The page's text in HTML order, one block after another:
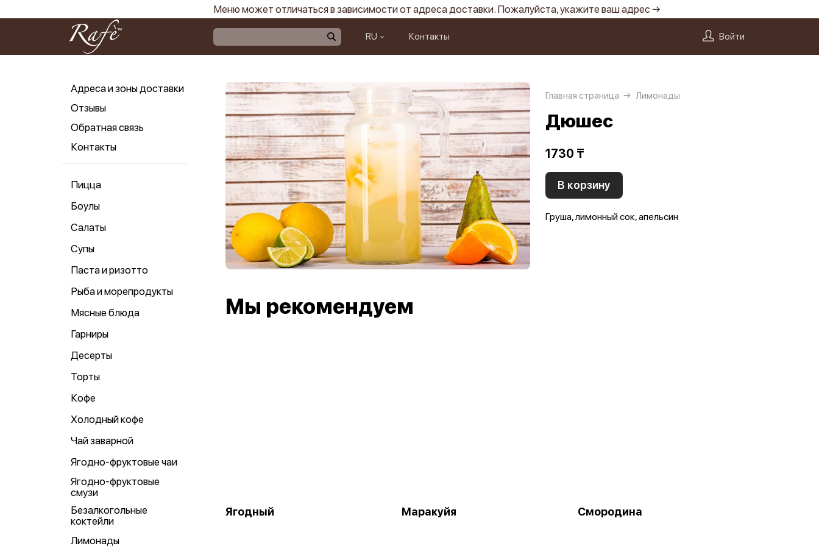
Меню может отличаться в зависимости от адреса доставки. Пожалуйста, укажите ваш адрес →
RU Контакты Войти
Адреса и зоны доставки
Отзывы
Обратная связь
Контакты
Пицца
Боулы
Салаты
Супы
Паста и ризотто
Рыба и морепродукты
Мясные блюда
Гарниры
Десерты
Торты
Кофе
Холодный кофе
Чай заварной
Ягодно-фруктовые чаи
Ягодно-фруктовые
смузи
Безалкогольные
коктейли
Лимонады
Главная страница Лимонады
Дюшес
1730 ₸
В корзину
Груша, лимонный сок, апельсин
Мы рекомендуем
Ягодный Маракуйя Смородина